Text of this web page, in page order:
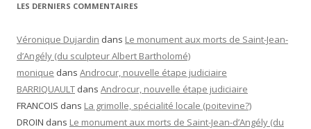
LES DERNIERS COMMENTAIRES
Véronique Dujardin dans Le monument aux morts de Saint-Jean-
d’Angély (du sculpteur Albert Bartholomé)
monique dans Androcur, nouvelle étape judiciaire
BARRIQUAULT dans Androcur, nouvelle étape judiciaire
FRANCOIS dans La grimolle, spécialité locale (poitevine?)
DROIN dans Le monument aux morts de Saint-Jean-d’Angély (du